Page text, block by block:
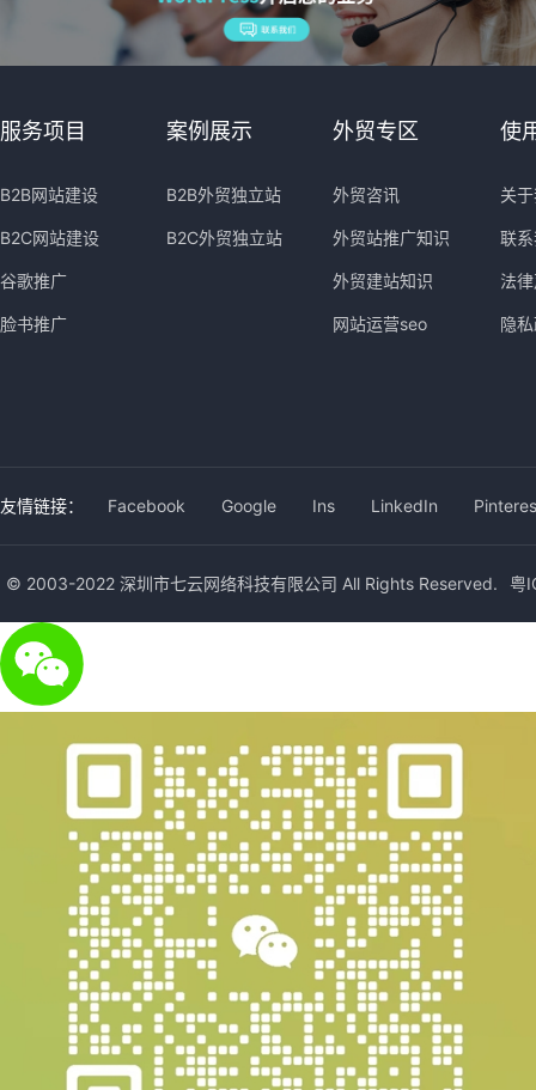
服务项目
B2B网站建设
B2C网站建设
谷歌推广
脸书推广
案例展示
B2B外贸独立站
B2C外贸独立站
外贸专区
外贸咨讯
外贸站推广知识
外贸建站知识
网站运营seo
使
关
联
法
隐
友情链接： Facebook Google Ins LinkedIn
© 2003-2022 深圳市七云网络科技有限公司 All Rights Reserved. 粤